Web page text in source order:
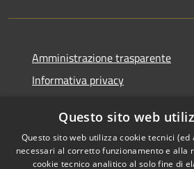
Amministrazione trasparente
Informativa privacy
Dichiarazione di accessibilità
Questo sito web
Questo sito web utilizza cookie tecnici
necessari al corretto funzionamento e alla
cookie tecnico analitico al solo fine di